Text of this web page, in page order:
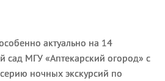
актуально на 14
сад МГУ «Аптекарский огород» с
ночных экскурсий по